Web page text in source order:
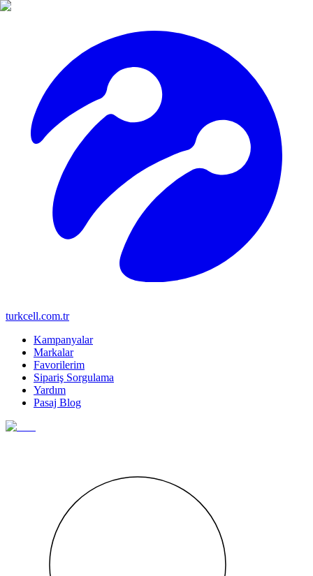
turkcell.com.tr
Kampanyalar
Markalar
Favorilerim
Sipariş Sorgulama
Yardım
Pasaj Blog